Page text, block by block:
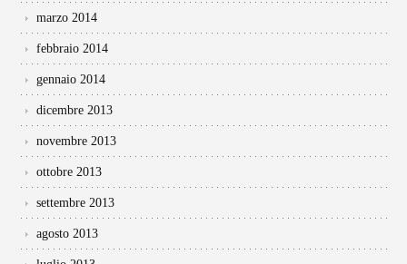
marzo 2014
febbraio 2014
gennaio 2014
dicembre 2013
novembre 2013
ottobre 2013
settembre 2013
agosto 2013